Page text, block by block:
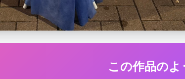
この作品のよ